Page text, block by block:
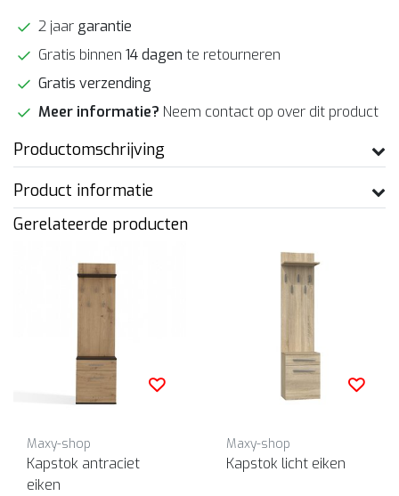
2 jaar garantie
Gratis binnen 14 dagen te retourneren
Gratis verzending
Meer informatie? Neem contact op over dit product
Productomschrijving
Product informatie
Gerelateerde producten
Maxy-shop
Kapstok antraciet
eiken
Maxy-shop
Kapstok licht eiken